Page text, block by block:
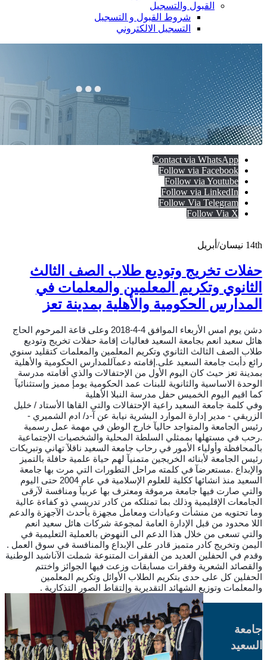
القبول والتسجيل
شروط القبول و التسجيل
التسجيل الالكتروني
Contact via WhatsApp
Follow via Facebook
Follow via Youtube
Follow via LinkedIn
Follow Via Telegram
Follow Via X
14th نيسان/أبريل
حفلات تخريج وتوديع طلاب الصف الثالث
الثانوي وتكريم المعلمين والمعلمات في
المدارس الحكومية والأهلية بمدينة تعز
دشن يوم امس الأربعاء الموافق 4-4-2018 وعلى قاعة المرحوم الحاج
هائل سعيد انعم بجامعة السعيد فعاليات إقامة حفلات تخريج وتوديع
طلاب الصف الثالث الثانوي وتكريم المعلمين والمعلمات كتقليد سنوي
رائع دأبت جامعة السعيد على.إقامته دعمآللمدارس الحكومية والأهلية
بمدينة تعز حيث كان اليوم الأول من الإحتفالات والذي أقامته مدرسة
الوحدة الاساسية والثانوية للبنات عمد الحكومية يومإ مميز وإستثنائيآ
كما اقيم اليوم الخميس حفل مدرسة النبلا الأهلية
وفي كلمة جامعة السعيد راعية الإحتفالات والتي القاها الأستاد / خليل
الزريقي - مدير إدارة الموارد البشرية نيابة عن آ-د/ ادم الشميري -
رئيس الجامعة والمتواجد حاليآ خارج الوطن في مهمة عمل رسمية
.رحب في مستهلها بممثلي السلطة المحلية والشخصيات الإجتماعية
بالمحافظة وأولياء الأمور في رحاب جامعة السعيد ناقلآ تهاني وتبريكات
رئيس الجامعة لأبنائه الخريجين متمنيآ لهم حياة علمية حافلة بالتميز
والإبداع .مستعرضآ في كلمته مراحل التطورات التي مرت بها جامعة
السعيد منذ انشائها ككلية للعلوم الإسلامية في عام 2004 حتى اليوم
والتي صارت فيها جامعة مرموقة ومعترف بها عربيآ ومنافسة لآرقى
الجامعات الإقليمية وذلك بما تمتلكه من كادر تدريسي ذو كفاءة عالية
وما تحتويه من منشأت وعيادات ومعامل مجهزة بأحدث الآجهزة والدعم
اللا محدود من قبل الإدارة العامة لمجوعة شركات هائل سعيد انعم
والتي تسعى من خلال هذا الدعم الى النهوض بالعملية التعليمية في
اليمن وتخريج كادر متميز قادر على الإبداع والمنافسة في سوق العمل .
وقدم في الحفلين العديد من الفقرات المتنوعة شملت الآناشيد الوطنية
والقصائد الشعرية وفقرات مسابقات وزعت فيها الجوائز واختتم
الحفلين كل على حدى بتكريم الطلاب الأوائل وتكريم المعلمين
والمعلمات وتوزيع الشهائد التقديرية وإلتقاط الصور التذكارية .
جامعة
السعيد